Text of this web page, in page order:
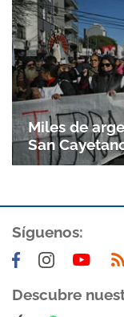
Gracias
Miles de
San
Síguenos:
Descubre